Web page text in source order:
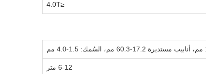
≤4.0T
6-12 متر